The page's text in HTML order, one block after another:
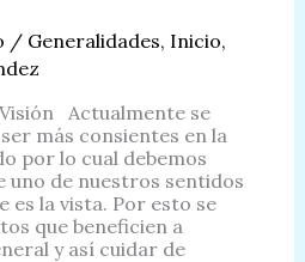
/ Generalidades, Inicio,
Actualmente se
más consientes en la
por lo cual debemos
uno de nuestros sentidos
es la vista. Por esto se
que beneficien a
y así cuidar de